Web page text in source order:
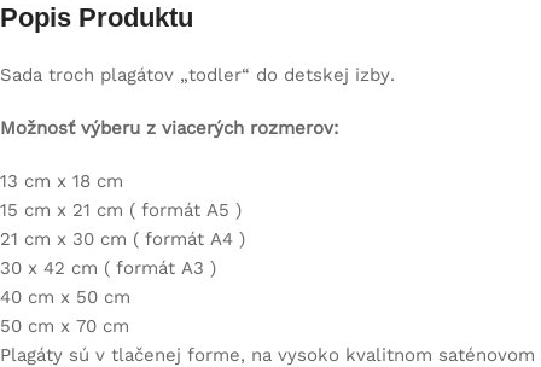
Popis Produktu
Sada troch plagátov „todler“ do detskej izby.
Možnosť výberu z viacerých rozmerov:
13 cm x 18 cm
15 cm x 21 cm ( formát A5 )
21 cm x 30 cm ( formát A4 )
30 x 42 cm ( formát A3 )
40 cm x 50 cm
50 cm x 70 cm
Plagáty sú v tlačenej forme, na vysoko kvalitnom saténovom